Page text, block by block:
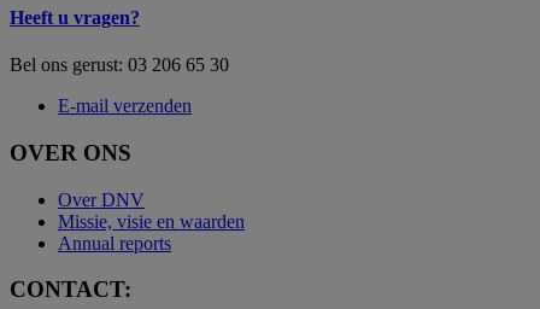
Heeft u vragen?
Bel ons gerust: 03 206 65 30
E-mail verzenden
OVER ONS
Over DNV
Missie, visie en waarden
Annual reports
CONTACT: